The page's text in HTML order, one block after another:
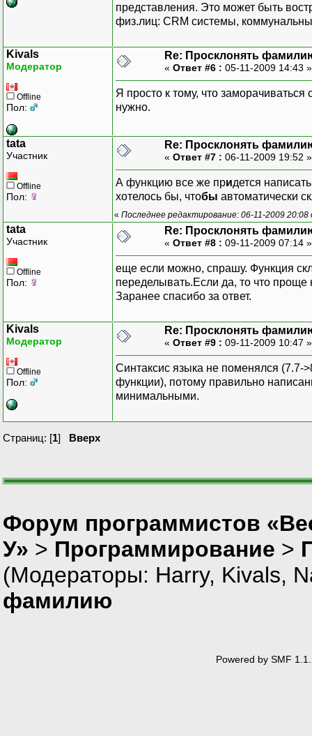
представления. Это может быть
физ.лиц: CRM системы,
Kivals
Модератор
Offline
Пол:
Re: Просклонять
« Ответ #6 : 05-11-2009 14:43
Я просто к тому, что
нужно.
tata
Участник
Offline
Пол:
Re: Просклонять
« Ответ #7 : 06-11-2009 19:52
А функцию все же придется
хотелось бы, чтобы автоматически
« Последнее редактирование: 06-11-2009 20:08
tata
Участник
Offline
Пол:
Re: Просклонять
« Ответ #8 : 09-11-2009 07:14
еще если можно, спрашу. Функция
переделывать.Если да, то что проще
Заранее спасибо за ответ.
Kivals
Модератор
Offline
Пол:
Re: Просклонять
« Ответ #9 : 09-11-2009 10:47
Синтаксис языка не поменялся (7.7-
функции), потому правильно
минимальными.
Страниц: [1] Вверх
Форум программистов
У» > Программирование >
(Модераторы: Harry, Kivals,
фамилию
Powered by SMF